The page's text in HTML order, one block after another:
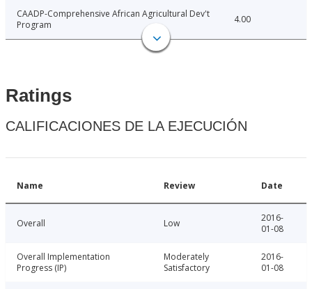
CAADP-Comprehensive African Agricultural Dev't
Program
4.00
Ratings
CALIFICACIONES DE LA EJECUCIÓN
Name Review Date
Overall Low
2016-
01-08
Overall Implementation
Progress (IP)
Moderately
Satisfactory
2016-
01-08